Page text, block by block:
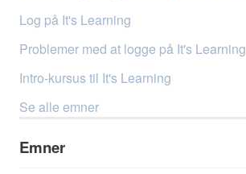
Log på It's Learning
Problemer med at logge på It's Learning
Intro-kursus til It's Learning
Se alle emner
Emner